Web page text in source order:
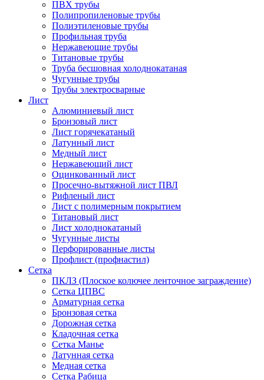
ПВХ трубы
Полипропиленовые трубы
Полиэтиленовые трубы
Профильная труба
Нержавеющие трубы
Титановые трубы
Труба бесшовная холоднокатаная
Чугунные трубы
Трубы электросварные
Лист
Алюминиевый лист
Бронзовый лист
Лист горячекатаный
Латунный лист
Медный лист
Нержавеющий лист
Оцинкованный лист
Просечно-вытяжной лист ПВЛ
Рифленый лист
Лист с полимерным покрытием
Титановый лист
Лист холоднокатаный
Чугунные листы
Перфорированные листы
Профлист (профнастил)
Сетка
ПКЛЗ (Плоское колючее ленточное заграждение)
Сетка ЦПВС
Арматурная сетка
Бронзовая сетка
Дорожная сетка
Кладочная сетка
Сетка Манье
Латунная сетка
Медная сетка
Сетка Рабица